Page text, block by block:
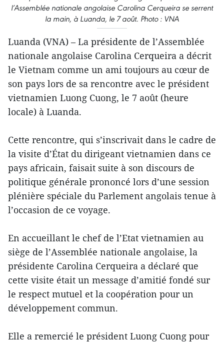
l’Assemblée nationale angolaise Carolina Cerqueira se serrent
la main, à Luanda, le 7 août. Photo : VNA
Luanda (VNA) – La présidente de l’Assemblée
nationale angolaise Carolina Cerqueira a décrit
le Vietnam comme un ami toujours au cœur de
son pays lors de sa rencontre avec le président
vietnamien Luong Cuong, le 7 août (heure
locale) à Luanda.
Cette rencontre, qui s’inscrivait dans le cadre de
la visite d’État du dirigeant vietnamien dans ce
pays africain, faisait suite à son discours de
politique générale prononcé lors d’une session
plénière spéciale du Parlement angolais tenue à
l’occasion de ce voyage.
En accueillant le chef de l’Etat vietnamien au
siège de l’Assemblée nationale angolaise, la
présidente Carolina Cerqueira a déclaré que
cette visite était un message d’amitié fondé sur
le respect mutuel et la coopération pour un
développement commun.
Elle a remercié le président Luong Cuong pour